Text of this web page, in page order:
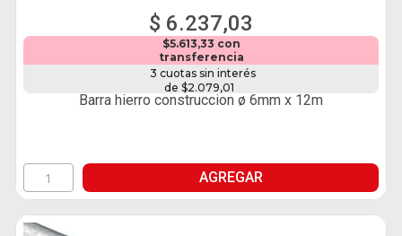
$ 6.237,03
$5.613,33 con
transferencia
3 cuotas sin interés
de $2.079,01
Barra hierro construccion ø 6mm x 12m
AGREGAR